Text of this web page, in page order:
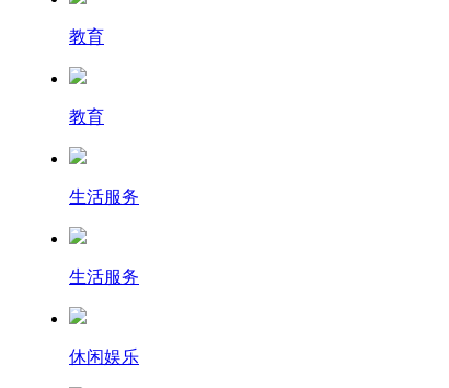
教育
教育
生活服务
生活服务
休闲娱乐